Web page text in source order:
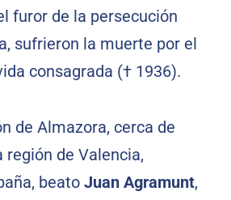
furor de la persecución
sufrieron la muerte por el
consagrada († 1936).
de Almazora, cerca de
región de Valencia,
beato Juan Agramunt,